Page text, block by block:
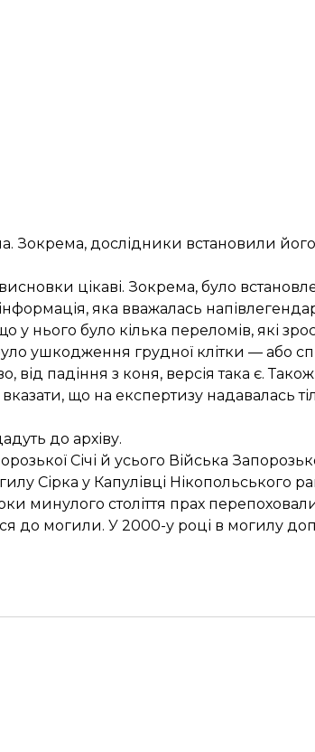
Зокрема, дослідники встановили його
цікаві. Зокрема, було
яка вважалась
у нього було кілька переломів, які
ушкодження грудної клітки — або
падіння з коня, версія така є.
що на експертизу надавалась
до архіву.
Січі й усього Війська
Сірка у Капулівці Нікопольського
минулого століття прах
до могили. У 2000-у році в могилу